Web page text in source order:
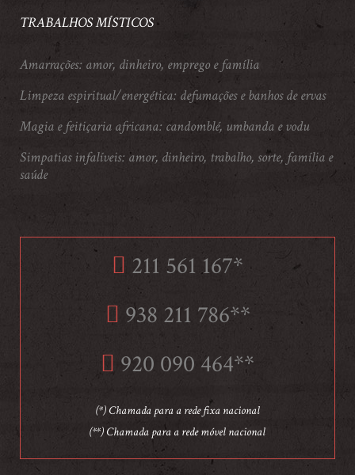
TRABALHOS MÍSTICOS
Amarrações: amor, dinheiro, emprego e família
Limpeza espiritual/energética: defumações e banhos de ervas
Magia e feitiçaria africana: candomblé, umbanda e vodu
Simpatias infalíveis: amor, dinheiro, trabalho, sorte, família e
saúde
211 561 167*
938 211 786**
920 090 464**
(*) Chamada para a rede fixa nacional
(**) Chamada para a rede móvel nacional